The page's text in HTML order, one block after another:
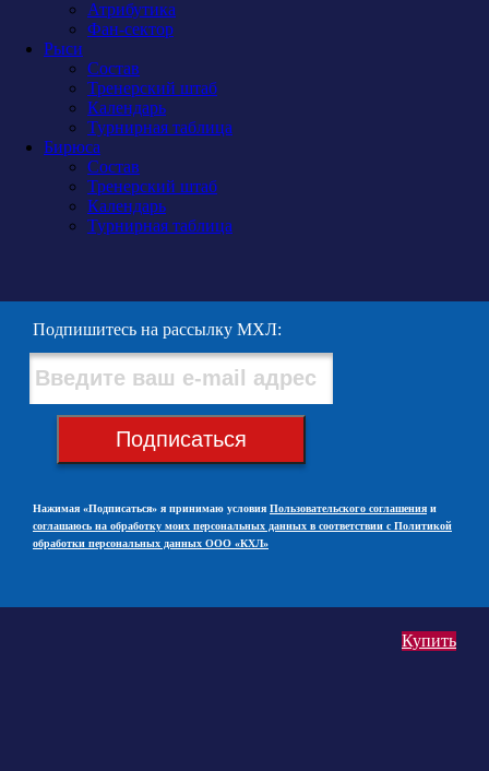
Купить
Атрибутика
Фан-сектор
Рыси
Состав
Тренерский штаб
Календарь
Турнирная таблица
Бирюса
Состав
Тренерский штаб
Календарь
Турнирная таблица
Подпишитесь на рассылку МХЛ:
Подписаться
Нажимая «Подписаться» я принимаю условия Пользовательского соглашения и
соглашаюсь на обработку моих персональных данных в соответствии с Политикой
обработки персональных данных ООО «КХЛ»